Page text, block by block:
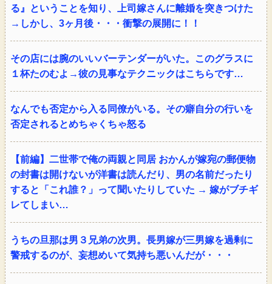
る』ということを知り、上司嫁さんに離婚を突きつけた
→しかし、3ヶ月後・・・衝撃の展開に！！
その店には腕のいいバーテンダーがいた。このグラスに
１杯たのむよ→彼の見事なテクニックはこちらです…
なんでも否定から入る同僚がいる。その癖自分の行いを
否定されるとめちゃくちゃ怒る
【前編】二世帯で俺の両親と同居 おかんが嫁宛の郵便物
の封書は開けないが洋書は読んだり、男の名前だったり
すると「これ誰？」って聞いたりしていた → 嫁がブチギ
レてしまい…
うちの旦那は男３兄弟の次男。長男嫁が三男嫁を過剰に
警戒するのが、妄想めいて気持ち悪いんだが・・・